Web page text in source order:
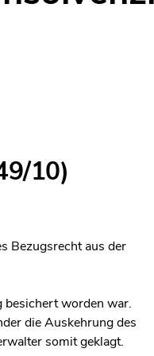
10)
Bezugsrecht aus der
besichert worden war.
die Auskehrung des
somit geklagt.